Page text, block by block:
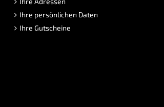
Ihre persönlichen Daten
Ihre Gutscheine